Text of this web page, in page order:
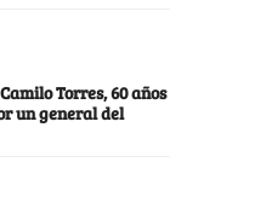
Torres, 60 años
un general del